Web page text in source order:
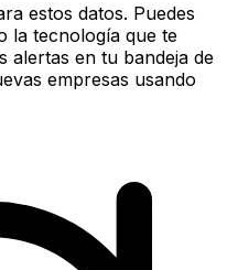
estos datos. Puedes
la tecnología que te
alertas en tu bandeja de
empresas usando